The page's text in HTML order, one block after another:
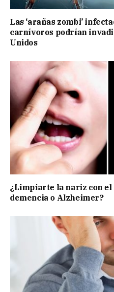
Las ‘arañas zombi’
carnívoros podrían
Unidos
¿Limpiarte la nariz con el
demencia o Alzheimer?